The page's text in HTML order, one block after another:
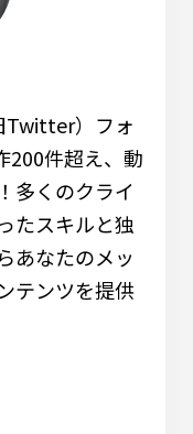
Twitter）フォ
200件超え、動
多くのクライ
たスキルと独
あなたのメッ
テンツを提供